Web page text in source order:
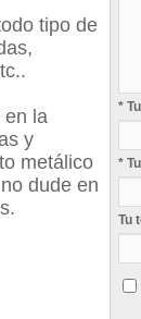
tipo de
en la
y
metálico
dude en
*
*
Tu